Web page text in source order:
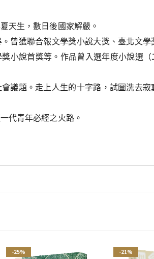
天生，數日後國家解嚴。
曾獲聯合報文學獎小說大獎、臺北文
小說首獎等。作品曾入選年度小說選
議題。走上人生的十字路，試圖洗去
代青年必經之火路。
-25% -21%